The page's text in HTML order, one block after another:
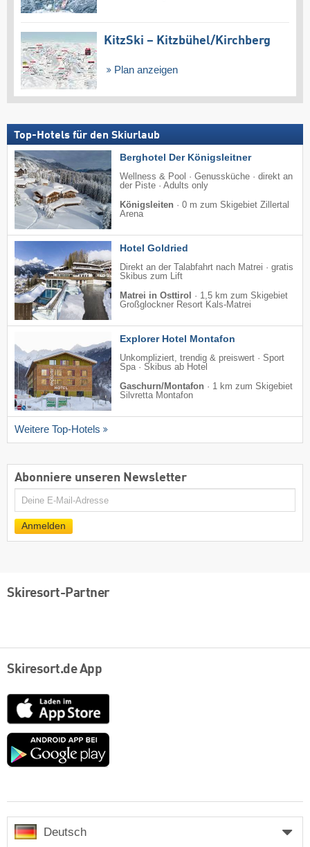
KitzSki – Kitzbühel/​Kirchberg
Plan anzeigen
Top-Hotels für den Skiurlaub
Berghotel Der Königsleitner
Wellness & Pool · Genussküche · direkt an
der Piste · Adults only
Königsleiten · 0 m zum Skigebiet Zillertal
Arena
Hotel Goldried
Direkt an der Talabfahrt nach Matrei · gratis
Skibus zum Lift
Matrei in Osttirol
· 1,5 km zum Skigebiet
Großglockner Resort Kals-Matrei
Explorer Hotel Montafon
Unkompliziert, trendig & preiswert · Sport
Spa · Skibus ab Hotel
Gaschurn/Montafon · 1 km zum Skigebiet
Silvretta Montafon
Weitere Top-Hotels
Abonniere unseren Newsletter
E-
Anmelden
Skiresort-Partner
Skiresort.de App
App
Store
Google
Deutsch